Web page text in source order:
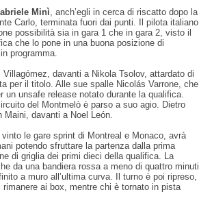
Minì , anch’egli in cerca di riscatto dopo la
Carlo, terminata fuori dai punti. Il pilota italiano
possibilità sia in gara 1 che in gara 2, visto il
che lo pone in una buona posizione di
programma.
davanti a Nikola Tsolov, attardato di
per il titolo. Alle sue spalle Nicolás Varrone, che
un unsafe release notato durante la qualifica.
del Montmelò è parso a suo agio. Dietro
davanti a Noel León.
le gare sprint di Montreal e Monaco, avrà
potendo sfruttare la partenza dalla prima
di griglia dei primi dieci della qualifica. La
da una bandiera rossa a meno di quattro minuti
a muro all’ultima curva. Il turno è poi ripreso,
ai box, mentre chi è tornato in pista